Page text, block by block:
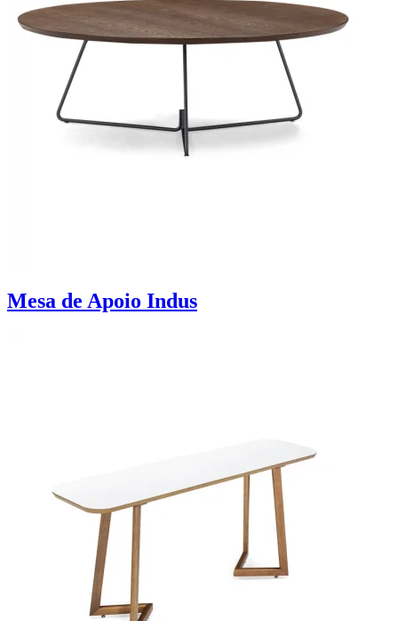
Mesa de Apoio Indus